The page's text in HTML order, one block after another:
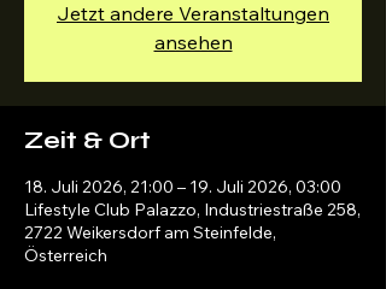
Jetzt andere Veranstaltungen
ansehen
Zeit & Ort
18. Juli 2026, 21:00 – 19. Juli 2026, 03:00
Lifestyle Club Palazzo, Industriestraße 258,
2722 Weikersdorf am Steinfelde,
Österreich